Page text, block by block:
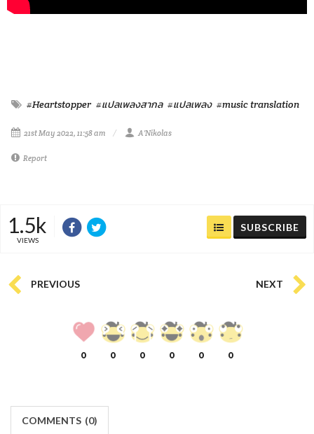
#Heartstopper #แปลเพลงสากล #แปลเพลง #music translation
21st May 2022, 11:58 am A'Nikolas
Report
1.5k
VIEWS
SUBSCRIBE
PREVIOUS NEXT
0 0 0 0 0 0
COMMENTS (0)